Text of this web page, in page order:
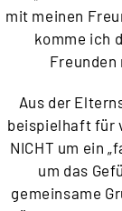
mit meinen
komme ich
Aus der
beispielhaft für
NICHT um ein
um das
gemeinsame